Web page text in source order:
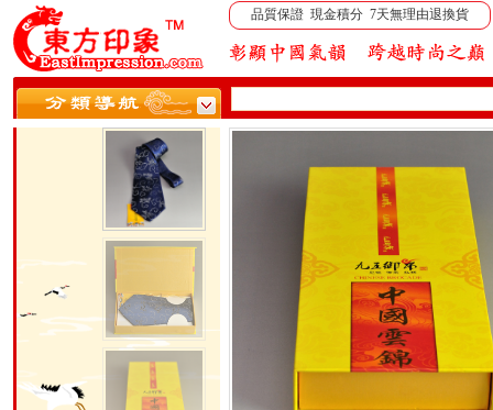
品質保證 現金積分 7天無理由退換貨